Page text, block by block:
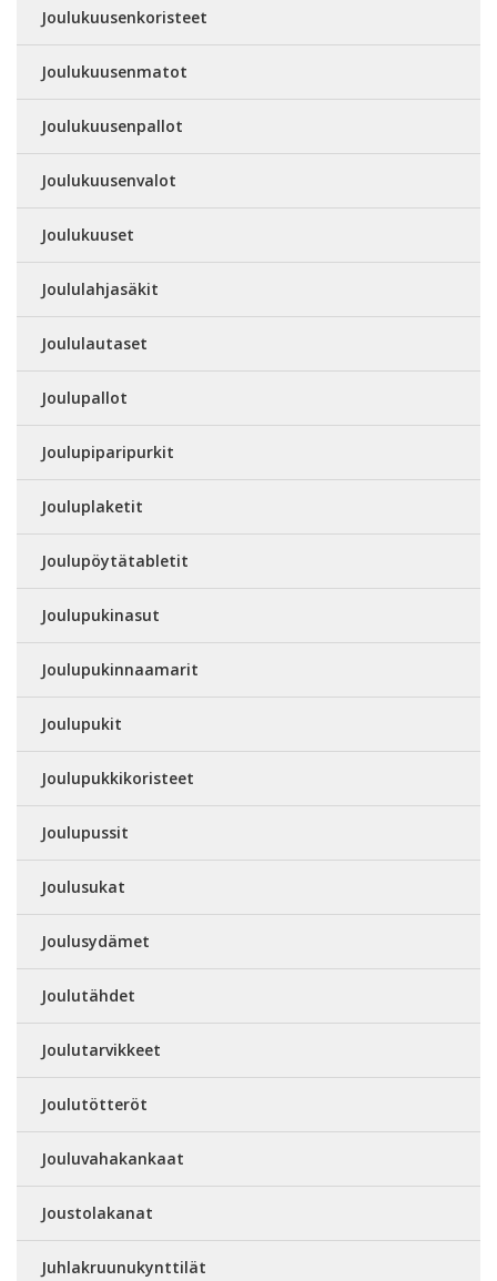
Joulukuusenkoristeet
Joulukuusenmatot
Joulukuusenpallot
Joulukuusenvalot
Joulukuuset
Joululahjasäkit
Joululautaset
Joulupallot
Joulupiparipurkit
Jouluplaketit
Joulupöytätabletit
Joulupukinasut
Joulupukinnaamarit
Joulupukit
Joulupukkikoristeet
Joulupussit
Joulusukat
Joulusydämet
Joulutähdet
Joulutarvikkeet
Joulutötteröt
Jouluvahakankaat
Joustolakanat
Juhlakruunukynttilät